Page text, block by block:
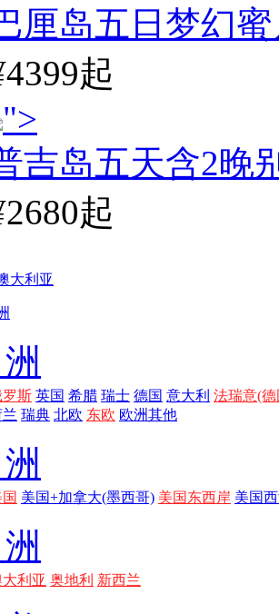
厘岛五日梦幻
起
">
吉岛五天含2晚
起
大利亚
罗斯 英国 希腊 瑞士 德国 意大利 法瑞意(德
瑞典 北欧 东欧 欧洲其他
美国+加拿大(墨西哥) 美国东西岸 美国
利亚 奥地利 新西兰